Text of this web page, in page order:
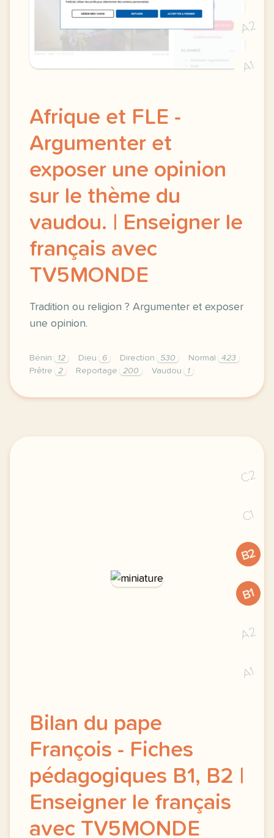
A2
A1
Afrique et FLE -
Argumenter et
exposer une opinion
sur le thème du
vaudou. | Enseigner le
français avec
TV5MONDE
Tradition ou religion ? Argumenter et exposer
une opinion.
Bénin 12 Dieu 6 Direction 530 Normal
423
Prêtre
2 Reportage 200 Vaudou 1
didomi host didomi components button cursor
C2
C1
B2
B1
A2
A1
Bilan du pape
François - Fiches
pédagogiques B1, B2 |
Enseigner le français
avec TV5MONDE